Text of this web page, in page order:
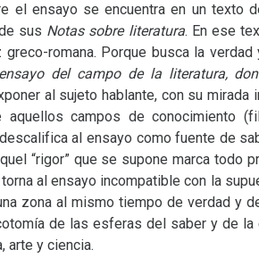
el ensayo se encuentra en un texto
sus Notas sobre literatura. En ese
romana. Porque busca la verdad
del campo de la literatura,
al sujeto hablante, con su
campos de conocimiento
al ensayo como fuente de
“rigor” que se supone marca todo
al ensayo incompatible con la
zona al mismo tiempo de verdad y
de las esferas del saber y de
arte y ciencia.